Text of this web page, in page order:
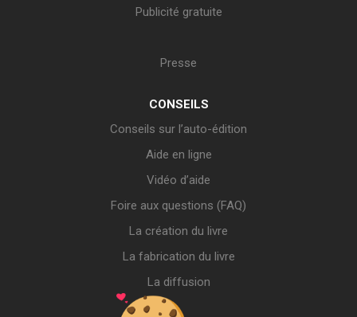
Publicité gratuite
Presse
CONSEILS
Conseils sur l’auto-édition
Aide en ligne
Vidéo d’aide
Foire aux questions (FAQ)
La création du livre
La fabrication du livre
La diffusion